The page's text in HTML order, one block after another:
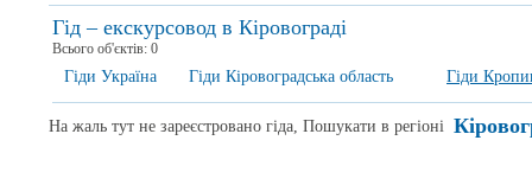
Гід – екскурсовод в Кіровограді
Всього об'єктів: 0
Гіди Україна Гіди Кіровоградська область Гіди
На жаль тут не зареєстровано гіда, Пошукати в регіоні